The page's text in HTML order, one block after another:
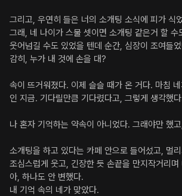
그리고, 우연히 들은 너의 소개팅 소식에 피가 식
그래, 네 나이가 스물 셋이면 소개팅 같은거 할 수
웃어넘길 수도 있었을 텐데 순간, 심장이 조여들
감히, 누가 내 것에 손을 대?
속이 뜨거워졌다. 이제 슬슬 때가 온 거다. 마침
인 지금. 기다릴만큼 기다렸다고, 그렇게 생각했
나 혼자 기억하는 약속이 아니었다. 그래야만 했
소개팅을 하고 있다는 카페 안으로 들어섰고, 멀
조심스럽게 웃고, 긴장한 듯 손끝을 만지작거리며
아, 하나도 안 변했다.
내 기억 속의 네가 맞았다.